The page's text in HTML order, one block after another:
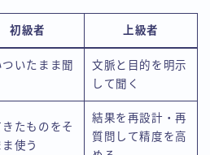
初級者 上級者
ついたまま聞
文脈と目的を明示
して聞く
きたものをそ
使う
結果を再設計・再
質問して精度を高